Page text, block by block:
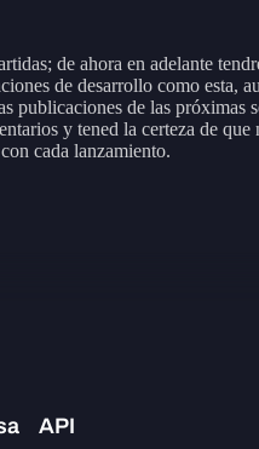
de ahora en adelante
de desarrollo como
publicaciones de las
y tened la certeza de
con cada lanzamiento.